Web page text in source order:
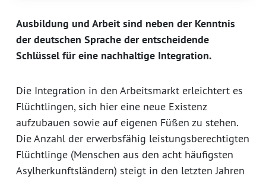
Ausbildung und Arbeit sind neben der Kenntnis
der deutschen Sprache der entscheidende
Schlüssel für eine nachhaltige Integration.
Die Integration in den Arbeitsmarkt erleichtert es
Flüchtlingen, sich hier eine neue Existenz
aufzubauen sowie auf eigenen Füßen zu stehen.
Die Anzahl der erwerbsfähig leistungsberechtigten
Flüchtlinge (Menschen aus den acht häufigsten
Asylherkunftsländern) steigt in den letzten Jahren